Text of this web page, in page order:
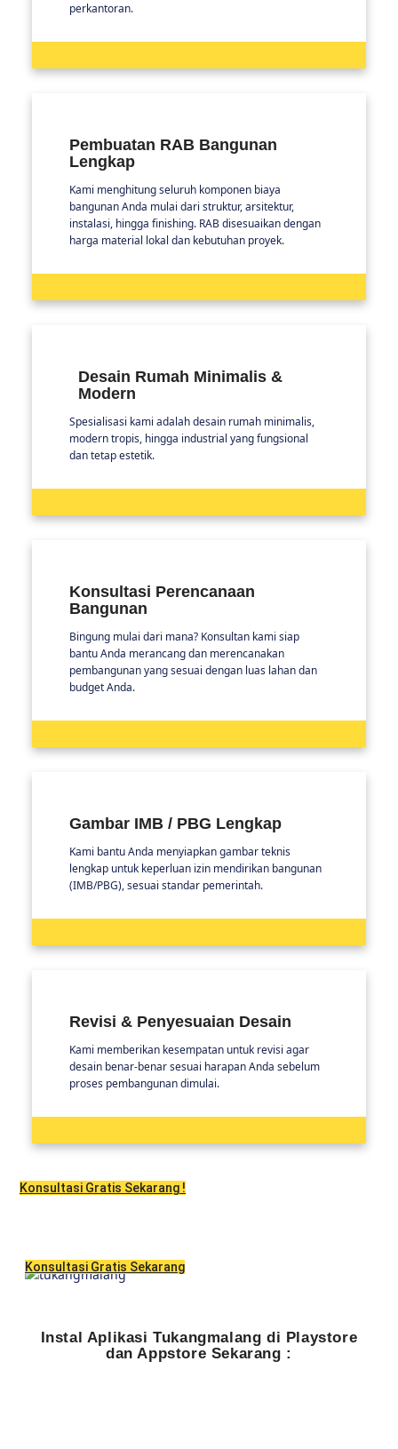
perkantoran.
Pembuatan RAB Bangunan
Lengkap
Kami menghitung seluruh komponen biaya
bangunan Anda mulai dari struktur, arsitektur,
instalasi, hingga finishing. RAB disesuaikan dengan
harga material lokal dan kebutuhan proyek.
Desain Rumah Minimalis &
Modern
Spesialisasi kami adalah desain rumah minimalis,
modern tropis, hingga industrial yang fungsional
dan tetap estetik.
Konsultasi Perencanaan
Bangunan
Bingung mulai dari mana? Konsultan kami siap
bantu Anda merancang dan merencanakan
pembangunan yang sesuai dengan luas lahan dan
budget Anda.
Gambar IMB / PBG Lengkap
Kami bantu Anda menyiapkan gambar teknis
lengkap untuk keperluan izin mendirikan bangunan
(IMB/PBG), sesuai standar pemerintah.
Revisi & Penyesuaian Desain
Kami memberikan kesempatan untuk revisi agar
desain benar-benar sesuai harapan Anda sebelum
proses pembangunan dimulai.
Konsultasi Gratis Sekarang !
Konsultasi Gratis Sekarang
Instal Aplikasi Tukangmalang di Playstore
dan Appstore Sekarang :